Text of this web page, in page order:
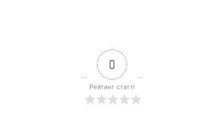
0
Рейтинг статті